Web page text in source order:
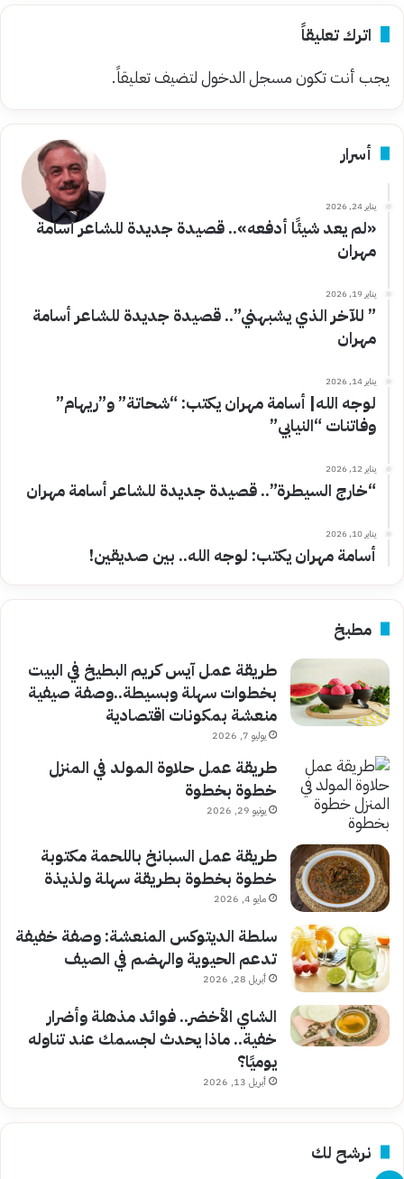
اترك تعليقاً
يجب أنت تكونمسجل الدخوللتضيف تعليقاً.
أسرار
يناير 24, 2026
«لم يعد شيئًا أدفعه».. قصيدة جديدة للشاعر أسامة
مهران
يناير 19, 2026
” للآخر الذي يشبهني”.. قصيدة جديدة للشاعر أسامة
مهران
يناير 14, 2026
لوجه الله| أسامة مهران يكتب: “شحاتة” و”ريهام”
وفاتنات “النيابي”
يناير 12, 2026
“خارج السيطرة”.. قصيدة جديدة للشاعر أسامة مهران
يناير 10, 2026
أسامة مهران يكتب: لوجه الله.. بين صديقين!
مطبخ
طريقة عمل آيس كريم البطيخ في البيت
بخطوات سهلة وبسيطة..وصفة صيفية
منعشة بمكونات اقتصادية
يوليو 7, 2026
طريقة عمل حلاوة المولد في المنزل
خطوة بخطوة
يونيو 29, 2026
طريقة عمل السبانخ باللحمة مكتوبة
خطوة بخطوة بطريقة سهلة ولذيذة
مايو 4, 2026
سلطة الديتوكس المنعشة: وصفة خفيفة
تدعم الحيوية والهضم في الصيف
أبريل 28, 2026
الشاي الأخضر.. فوائد مذهلة وأضرار
خفية.. ماذا يحدث لجسمك عند تناوله
يوميًا؟
أبريل 13, 2026
نرشح لك